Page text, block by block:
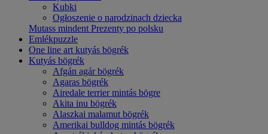
Kubki
Ogłoszenie o narodzinach dziecka
Mutass mindent Prezenty po polsku
Emlékpuzzle
One line art kutyás bögrék
Kutyás bögrék
Afgán agár bögrék
Agaras bögrék
Airedale terrier mintás bögre
Akita inu bögrék
Alaszkai malamut bögrék
Amerikai bulldog mintás bögrék